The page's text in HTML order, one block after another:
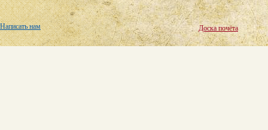
Написать нам Доска почёта